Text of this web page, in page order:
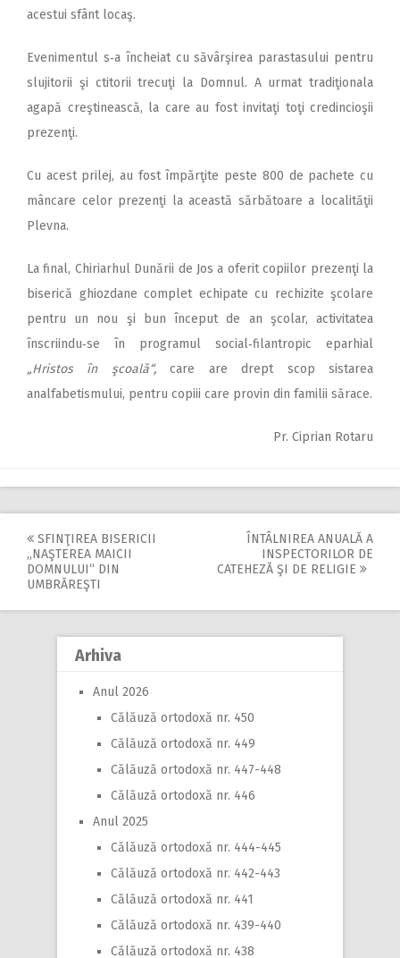
acestui sfânt locaş.
Evenimentul s‑a încheiat cu săvârşirea parastasului pentru
slujitorii şi ctitorii trecuţi la Domnul. A urmat tradiţionala
agapă creştinească, la care au fost invitaţi toţi credincioşii
prezenţi.
Cu acest prilej, au fost împărţite peste 800 de pachete cu
mâncare celor prezenţi la această sărbătoare a localităţii
Plevna.
La final, Chiriarhul Dunării de Jos a oferit copiilor prezenţi la
biserică ghiozdane complet echipate cu rechizite şcolare
pentru un nou şi bun început de an şcolar, activitatea
înscriindu‑se în programul social‑filantropic eparhial
„Hristos în şcoală“,care are drept scop sistarea
analfabetismului, pentru copiii care provin din familii sărace.
Pr. Ciprian Rotaru
Post
navigation
SFINŢIREA BISERICII
„NAŞTEREA MAICII
DOMNULUI“ DIN
UMBRĂREŞTI
ÎNTÂLNIREA ANUALĂ A
INSPECTORILOR DE
CATEHEZĂ ŞI DE RELIGIE
Arhiva
Anul 2026
Călăuză ortodoxă nr. 450
Călăuză ortodoxă nr. 449
Călăuză ortodoxă nr. 447-448
Călăuză ortodoxă nr. 446
Anul 2025
Călăuză ortodoxă nr. 444-445
Călăuză ortodoxă nr. 442-443
Călăuză ortodoxă nr. 441
Călăuză ortodoxă nr. 439-440
Călăuză ortodoxă nr. 438